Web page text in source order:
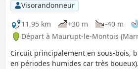
Visorandonneur
11,95 km
+30 m -40 m
Départ à Maurupt-le-Montois
Circuit principalement en sous-bois,
en périodes humides car très boueux).